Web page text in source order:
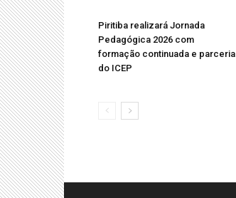
Piritiba realizará Jornada
Pedagógica 2026 com
formação continuada e parceria
do ICEP